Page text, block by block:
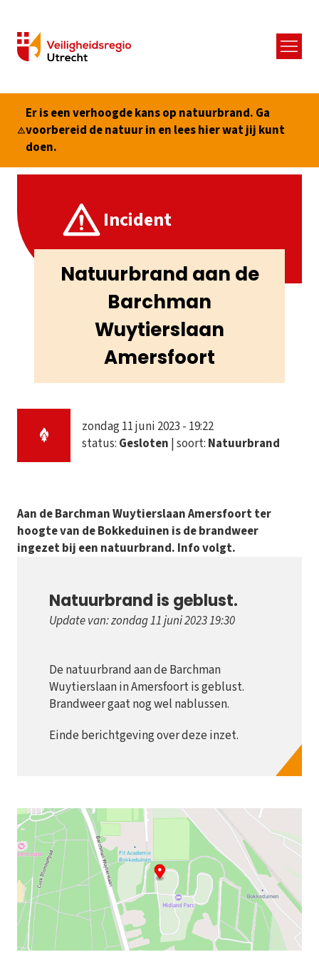
Menu
Er is een verhoogde kans op natuurbrand. Ga
voorbereid de natuur in en lees hier wat jij kunt
doen.
Incident
Natuurbrand aan de
Barchman
Wuytierslaan
Amersfoort
zondag 11 juni 2023 - 19:22
status: Gesloten | soort: Natuurbrand
Aan de Barchman Wuytierslaan Amersfoort ter
hoogte van de Bokkeduinen is de brandweer
ingezet bij een natuurbrand. Info volgt.
Natuurbrand is geblust.
Update van: zondag 11 juni 2023 19:30
De natuurbrand aan de Barchman
Wuytierslaan in Amersfoort is geblust.
Brandweer gaat nog wel nablussen.
Einde berichtgeving over deze inzet.